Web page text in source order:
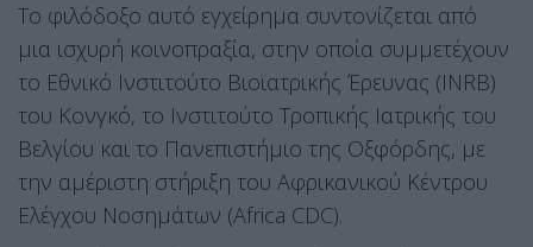
Το φιλόδοξο αυτό εγχείρημα συντονίζεται από
μια ισχυρή κοινοπραξία, στην οποία συμμετέχουν
το Εθνικό Ινστιτούτο Βιοϊατρικής Έρευνας (INRB)
του Κονγκό, το Ινστιτούτο Τροπικής Ιατρικής του
Βελγίου και το Πανεπιστήμιο της Οξφόρδης, με
την αμέριστη στήριξη του Αφρικανικού Κέντρου
Ελέγχου Νοσημάτων (Africa CDC).